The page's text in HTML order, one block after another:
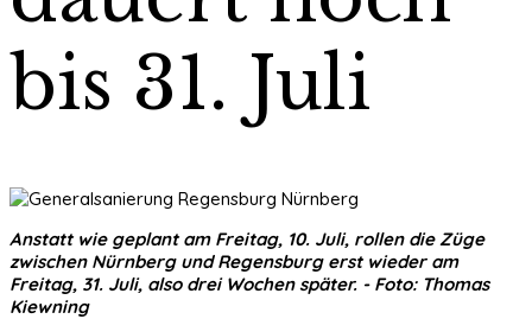
bis 31. Juli
Anstatt wie geplant am Freitag, 10. Juli, rollen die Züge
zwischen Nürnberg und Regensburg erst wieder am
Freitag, 31. Juli, also drei Wochen später. - Foto: Thomas
Kiewning